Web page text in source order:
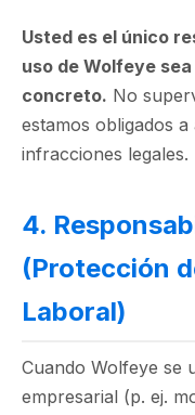
Usted es el único
uso de Wolfeye
concreto. No
estamos obligados
infracciones legales.
4.
(Protección
Laboral)
Cuando Wolfeye se
empresarial (p. ej.